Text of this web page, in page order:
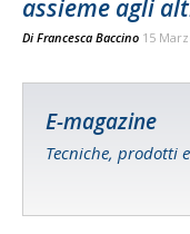
assieme agli
Di Francesca Baccino 15
E-magazine
Tecniche, prodotti